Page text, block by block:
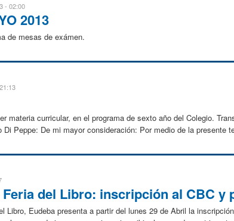
- 02:00
2013
de mesas de exámen.
materia curricular, en el programa de sexto año del Colegio.
Di Peppe: De mi mayor consideración: Por medio de la presente
Feria del Libro: inscripción al CBC y
Libro, Eudeba presenta a partir del lunes 29 de Abril la